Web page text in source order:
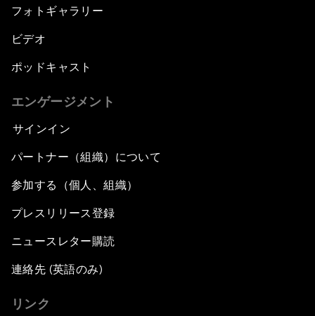
フォトギャラリー
ビデオ
ポッドキャスト
エンゲージメント
サインイン
パートナー（組織）について
参加する（個人、組織）
プレスリリース登録
ニュースレター購読
連絡先 (英語のみ)
リンク